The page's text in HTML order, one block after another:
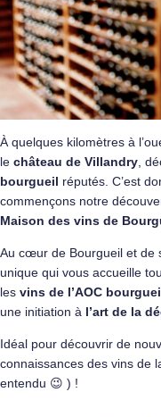
À quelques kilomètres à
le château de Villandry,
bourgueil réputés. C’est
commençons notre
Maison des vins de
Au cœur de Bourgueil et de
unique qui vous accueille
les vins de l’AOC
une initiation à l’art de la
Idéal pour découvrir de
connaissances des vins de
entendu 😉 ) !